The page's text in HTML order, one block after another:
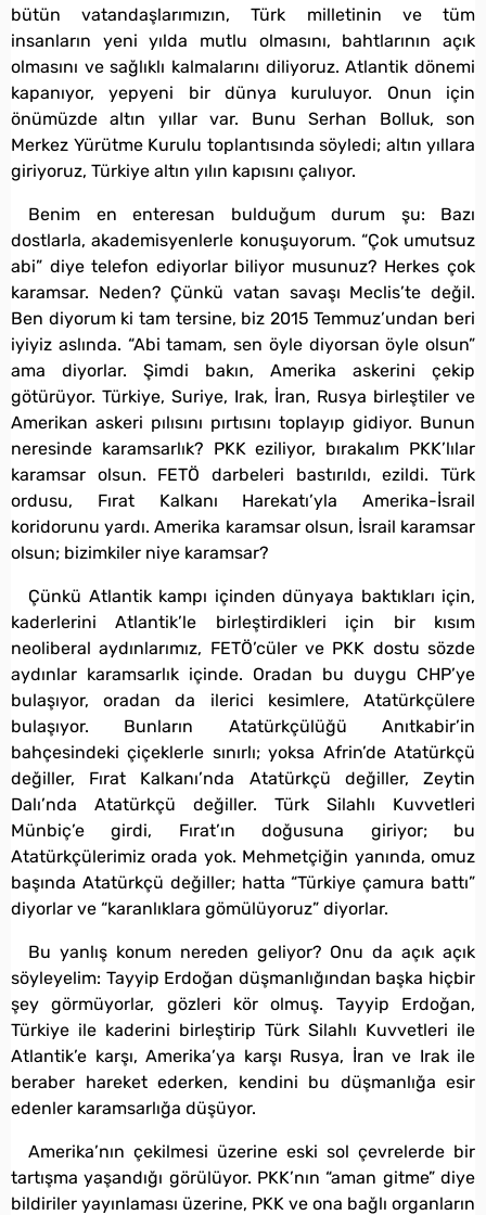
bütün vatandaşlarımızın, Türk milletinin ve tüm
insanların yeni yılda mutlu olmasını, bahtlarının açık
olmasını ve sağlıklı kalmalarını diliyoruz. Atlantik dönemi
kapanıyor, yepyeni bir dünya kuruluyor. Onun için
önümüzde altın yıllar var. Bunu Serhan Bolluk, son
Merkez Yürütme Kurulu toplantısında söyledi; altın yıllara
giriyoruz, Türkiye altın yılın kapısını çalıyor.
Benim en enteresan bulduğum durum şu: Bazı
dostlarla, akademisyenlerle konuşuyorum. “Çok umutsuz
abi” diye telefon ediyorlar biliyor musunuz? Herkes çok
karamsar. Neden? Çünkü vatan savaşı Meclis’te değil.
Ben diyorum ki tam tersine, biz 2015 Temmuz’undan beri
iyiyiz aslında. “Abi tamam, sen öyle diyorsan öyle olsun”
ama diyorlar. Şimdi bakın, Amerika askerini çekip
götürüyor. Türkiye, Suriye, Irak, İran, Rusya birleştiler ve
Amerikan askeri pılısını pırtısını toplayıp gidiyor. Bunun
neresinde karamsarlık? PKK eziliyor, bırakalım PKK’lılar
karamsar olsun. FETÖ darbeleri bastırıldı, ezildi. Türk
ordusu, Fırat Kalkanı Harekatı’yla Amerika-İsrail
koridorunu yardı. Amerika karamsar olsun, İsrail karamsar
olsun; bizimkiler niye karamsar?
Çünkü Atlantik kampı içinden dünyaya baktıkları için,
kaderlerini Atlantik’le birleştirdikleri için bir kısım
neoliberal aydınlarımız, FETÖ’cüler ve PKK dostu sözde
aydınlar karamsarlık içinde. Oradan bu duygu CHP’ye
bulaşıyor, oradan da ilerici kesimlere, Atatürkçülere
bulaşıyor. Bunların Atatürkçülüğü Anıtkabir’in
bahçesindeki çiçeklerle sınırlı; yoksa Afrin’de Atatürkçü
değiller, Fırat Kalkanı’nda Atatürkçü değiller, Zeytin
Dalı’nda Atatürkçü değiller. Türk Silahlı Kuvvetleri
Münbiç’e girdi, Fırat’ın doğusuna giriyor; bu
Atatürkçülerimiz orada yok. Mehmetçiğin yanında, omuz
başında Atatürkçü değiller; hatta “Türkiye çamura battı”
diyorlar ve “karanlıklara gömülüyoruz” diyorlar.
Bu yanlış konum nereden geliyor? Onu da açık açık
söyleyelim: Tayyip Erdoğan düşmanlığından başka hiçbir
şey görmüyorlar, gözleri kör olmuş. Tayyip Erdoğan,
Türkiye ile kaderini birleştirip Türk Silahlı Kuvvetleri ile
Atlantik’e karşı, Amerika’ya karşı Rusya, İran ve Irak ile
beraber hareket ederken, kendini bu düşmanlığa esir
edenler karamsarlığa düşüyor.
Amerika’nın çekilmesi üzerine eski sol çevrelerde bir
tartışma yaşandığı görülüyor. PKK’nın “aman gitme” diye
bildiriler yayınlaması üzerine, PKK ve ona bağlı organların